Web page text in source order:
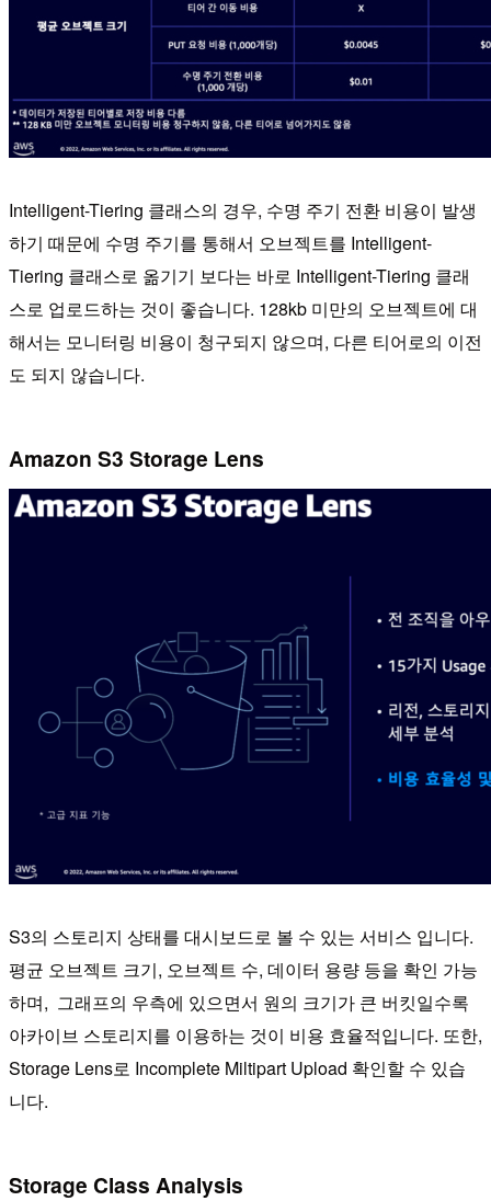
Intelligent-Tiering 클래스의 경우, 수명 주기 전환 비용이 발생
하기 때문에 수명 주기를 통해서 오브젝트를 Intelligent-
Tiering 클래스로 옮기기 보다는 바로 Intelligent-Tiering 클래
스로 업로드하는 것이 좋습니다. 128kb 미만의 오브젝트에 대
해서는 모니터링 비용이 청구되지 않으며, 다른 티어로의 이전
도 되지 않습니다.
Amazon S3 Storage Lens
S3의 스토리지 상태를 대시보드로 볼 수 있는 서비스 입니다.
평균 오브젝트 크기, 오브젝트 수, 데이터 용량 등을 확인 가능
하며, 그래프의 우측에 있으면서 원의 크기가 큰 버킷일수록
아카이브 스토리지를 이용하는 것이 비용 효율적입니다. 또한,
Storage Lens로 Incomplete Miltipart Upload 확인할 수 있습
니다.
Storage Class Analysis